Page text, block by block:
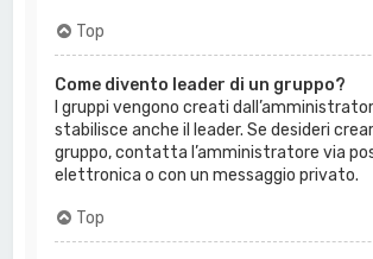
Top
Come divento leader di un gruppo?
I gruppi vengono creati
stabilisce anche il leader. Se desideri
gruppo, contatta l’amministratore via
elettronica o con un messaggio privato.
Top